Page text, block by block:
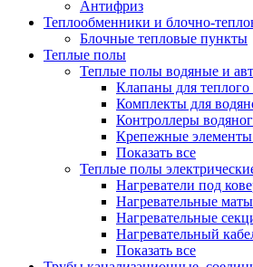
Антифриз
Теплообменники и блочно-
Блочные тепловые пункты
Теплые полы
Теплые полы водяные и
Клапаны для теплого
Комплекты для
Контроллеры
Крепежные элементы
Показать все
Теплые полы
Нагреватели под
Нагревательные
Нагревательные
Нагревательный
Показать все